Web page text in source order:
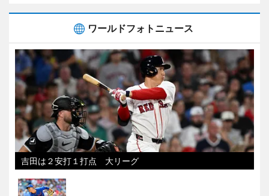
ワールドフォトニュース
吉田は２安打１打点 大リーグ